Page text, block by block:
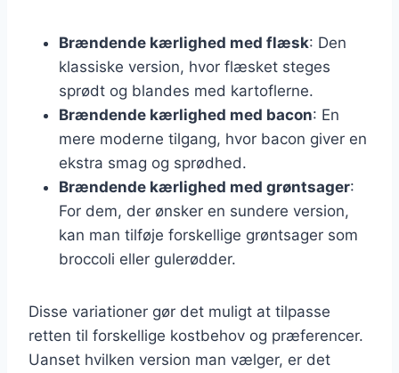
Brændende kærlighed med flæsk: Den
klassiske version, hvor flæsket steges
sprødt og blandes med kartoflerne.
Brændende kærlighed med bacon: En
mere moderne tilgang, hvor bacon giver en
ekstra smag og sprødhed.
Brændende kærlighed med grøntsager:
For dem, der ønsker en sundere version,
kan man tilføje forskellige grøntsager som
broccoli eller gulerødder.
Disse variationer gør det muligt at tilpasse
retten til forskellige kostbehov og præferencer.
Uanset hvilken version man vælger, er det